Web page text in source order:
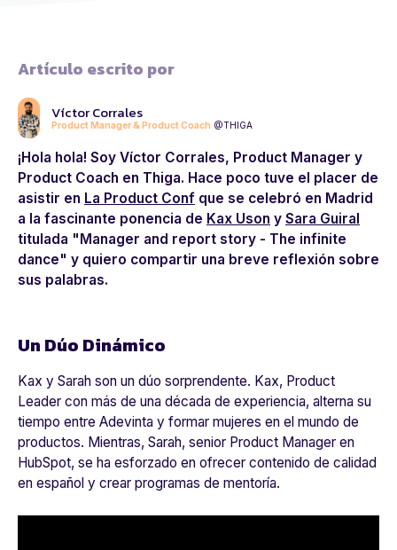
Artículo escrito por
Víctor Corrales
Product Manager & Product Coach @THIGA
¡Hola hola! Soy Víctor Corrales, Product Manager y
Product Coach en Thiga. Hace poco tuve el placer de
asistir en La Product Conf que se celebró en Madrid
a la fascinante ponencia de Kax Uson y Sara Guiral
titulada "Manager and report story - The infinite
dance" y quiero compartir una breve reflexión sobre
sus palabras.
Un Dúo Dinámico
Kax y Sarah son un dúo sorprendente. Kax, Product
Leader con más de una década de experiencia, alterna su
tiempo entre Adevinta y formar mujeres en el mundo de
productos. Mientras, Sarah, senior Product Manager en
HubSpot, se ha esforzado en ofrecer contenido de calidad
en español y crear programas de mentoría.